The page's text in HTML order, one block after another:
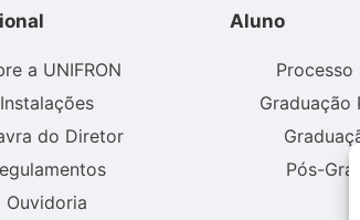
a UNIFRON
Instalações
do Diretor
Ouvidoria
Aluno
Processo
Graduação
Pós-